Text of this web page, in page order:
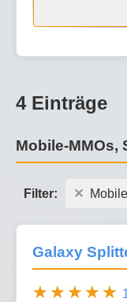
4 Einträge
Mobile-MMOs,
Filter:
Galaxy